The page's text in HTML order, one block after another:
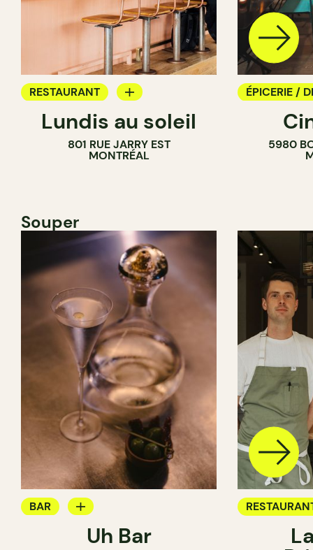
RESTAURANT
BAR À VIN
Lundis au soleil
801 RUE JARRY EST
MONTRÉAL
ÉPICERIE /
COMPTOIR
CAVISTE
5980
Souper
BAR
BAR À COCKTAILUh Bar